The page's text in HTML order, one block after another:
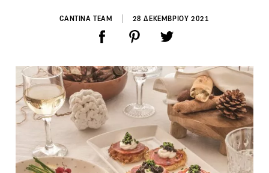
CANTINA TEAM 28 ΔΕΚΕΜΒΡΙΟΥ 2021